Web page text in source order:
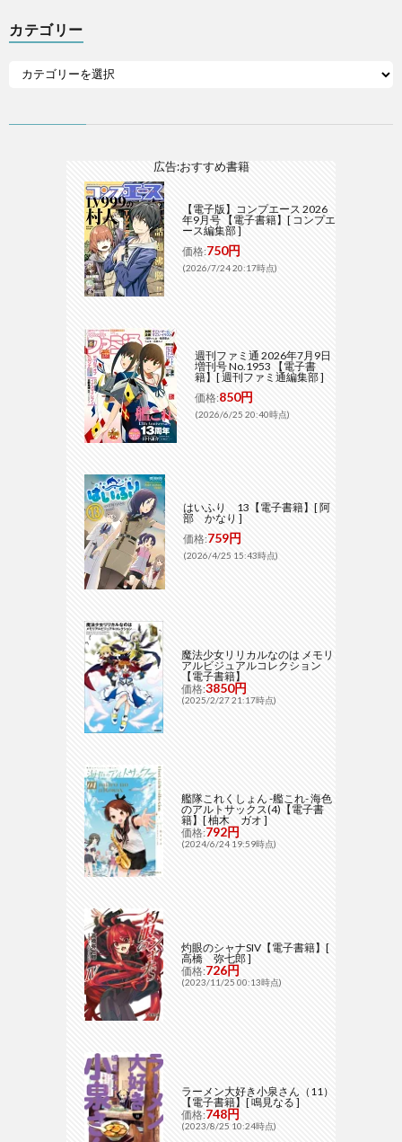
カテゴリー
広告:おすすめ書籍
【電子版】コンプエース 2026
年9月号 【電子書籍】[ コンプエ
ース編集部 ]
価格:750円
(2026/7/24 20:17時点)
週刊ファミ通 2026年7月9日
増刊号 No.1953 【電子書
籍】[ 週刊ファミ通編集部 ]
価格:850円
(2026/6/25 20:40時点)
はいふり 13【電子書籍】[ 阿
部 かなり ]
価格:759円
(2026/4/25 15:43時点)
魔法少女リリカルなのは メモリ
アルビジュアルコレクション
【電子書籍】
価格:3850円
(2025/2/27 21:17時点)
艦隊これくしょん -艦これ- 海色
のアルトサックス(4)【電子書
籍】[ 柚木 ガオ ]
価格:792円
(2024/6/24 19:59時点)
灼眼のシャナSIV【電子書籍】[
高橋 弥七郎 ]
価格:726円
(2023/11/25 00:13時点)
ラーメン大好き小泉さん（11）
【電子書籍】[ 鳴見なる ]
価格:748円
(2023/8/25 10:24時点)